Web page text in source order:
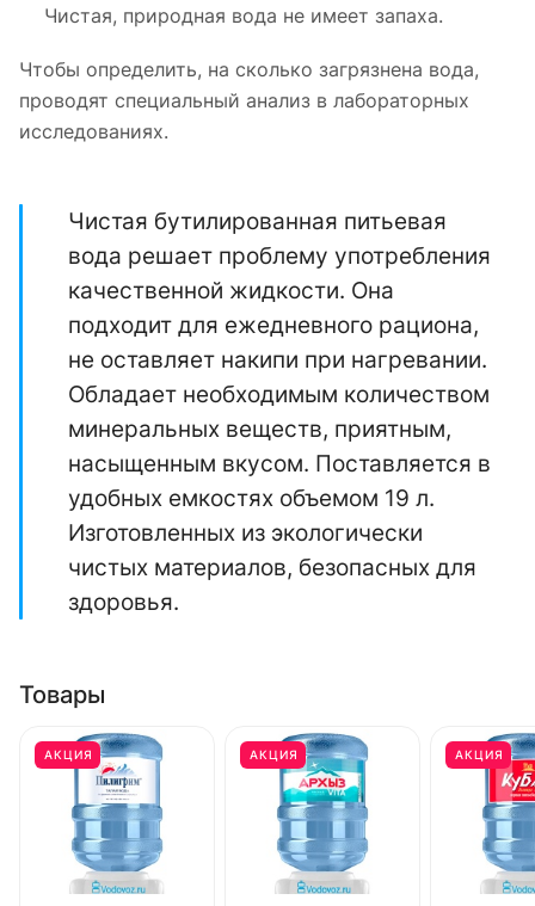
Чистая, природная вода не имеет запаха.
Чтобы определить, на сколько загрязнена вода,
проводят специальный анализ в лабораторных
исследованиях.
Чистая бутилированная питьевая
вода решает проблему употребления
качественной жидкости. Она
подходит для ежедневного рациона,
не оставляет накипи при нагревании.
Обладает необходимым количеством
минеральных веществ, приятным,
насыщенным вкусом. Поставляется в
удобных емкостях объемом 19 л.
Изготовленных из экологически
чистых материалов, безопасных для
здоровья.
Товары
АКЦИЯ АКЦИЯ АКЦИЯ